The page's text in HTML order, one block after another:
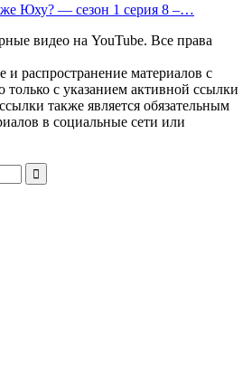
же Юху? — сезон 1 серия 8 –…
видео на YouTube. Все права
и распространение материалов с
только с указанием активной ссылки
также является обязательным
в социальные сети или